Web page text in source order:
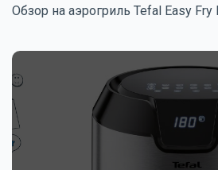
Обзор на аэрогриль Tefal Easy Fry